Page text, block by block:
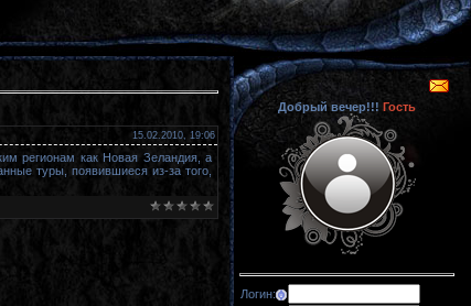
15.02.2010, 19:06
регионам как Новая Зеландия, а
туры, появившиеся из-за того,
Добрый вечер!!! Гость
Логин: